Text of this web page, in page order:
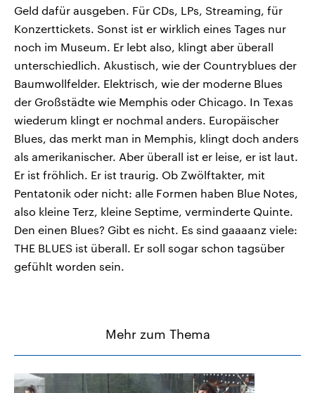
Geld dafür ausgeben. Für CDs, LPs, Streaming, für
Konzerttickets. Sonst ist er wirklich eines Tages nur
noch im Museum. Er lebt also, klingt aber überall
unterschiedlich. Akustisch, wie der Countryblues der
Baumwollfelder. Elektrisch, wie der moderne Blues
der Großstädte wie Memphis oder Chicago. In Texas
wiederum klingt er nochmal anders. Europäischer
Blues, das merkt man in Memphis, klingt doch anders
als amerikanischer. Aber überall ist er leise, er ist laut.
Er ist fröhlich. Er ist traurig. Ob Zwölftakter, mit
Pentatonik oder nicht: alle Formen haben Blue Notes,
also kleine Terz, kleine Septime, verminderte Quinte.
Den einen Blues? Gibt es nicht. Es sind gaaaanz viele:
THE BLUES ist überall. Er soll sogar schon tagsüber
gefühlt worden sein.
Mehr zum Thema